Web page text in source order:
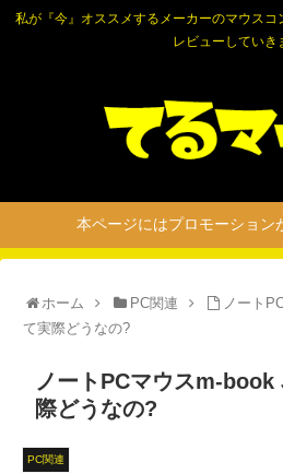
私が『今』オススメするメーカーのマウス
レビューしていき
本ページにはプロモーション
ホーム PC関連
ノート
て実際どうなの?
ノートPCマウスm-
際どうなの?
PC関連